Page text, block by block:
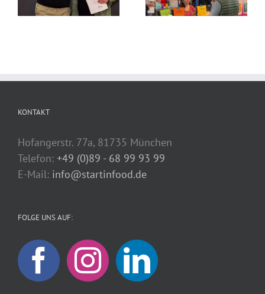
KONTAKT
Hofangerstr. 77a, 81735 München
Telefon: +49 (0)89 - 68 99 93 99
E-Mail: info@startinfood.de
FOLGE UNS AUF: